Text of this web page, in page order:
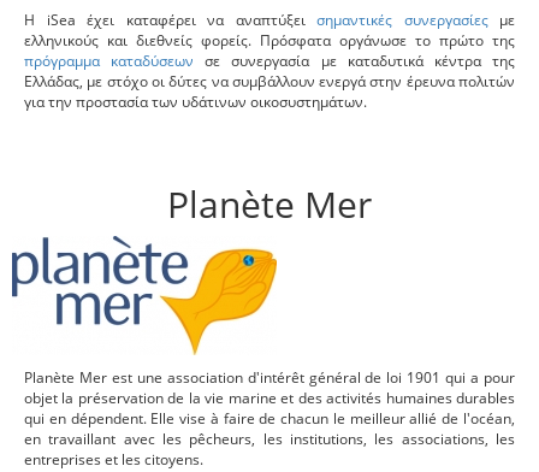
H iSea έχει καταφέρει να αναπτύξει σημαντικές συνεργασίεςμε
ελληνικούς και διεθνείς φορείς. Πρόσφατα οργάνωσε το πρώτο της
πρόγραμμα καταδύσεων σε συνεργασία με καταδυτικά κέντρα της
Ελλάδας, με στόχο οι δύτες να συμβάλλουν ενεργά στην έρευνα πολιτών
για την προστασία των υδάτινων οικοσυστημάτων.
Planète Mer
Planète Mer est une association d'intérêt général de loi 1901 qui a pour
objet la préservation de la vie marine et des activités humaines durables
qui en dépendent. Elle vise à faire de chacun le meilleur allié de l'océan,
en travaillant avec les pêcheurs, les institutions, les associations, les
entreprises et les citoyens.